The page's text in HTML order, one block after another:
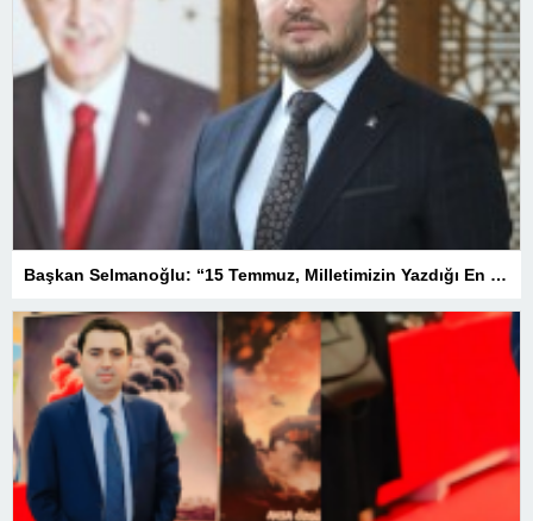
Başkan Selmanoğlu: “15 Temmuz, Milletimizin Yazdığı En Büyük Demokrasi Destanlarından Biridir”